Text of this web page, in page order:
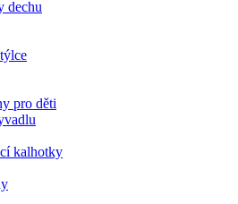
dechu
pro děti
kalhotky